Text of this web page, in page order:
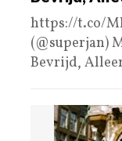
https://t.co/
(@superjan)
Bevrijd,